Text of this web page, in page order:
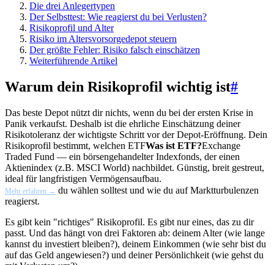
Die drei Anlegertypen
Der Selbsttest: Wie reagierst du bei Verlusten?
Risikoprofil und Alter
Risiko im Altersvorsorgedepot steuern
Der größte Fehler: Risiko falsch einschätzen
Weiterführende Artikel
Warum dein Risikoprofil wichtig ist#
Das beste Depot nützt dir nichts, wenn du bei der ersten Krise in
Panik verkaufst. Deshalb ist die ehrliche Einschätzung deiner
Risikotoleranz der wichtigste Schritt vor der Depot-Eröffnung. Dein
Risikoprofil bestimmt, welchen ETFWas ist ETF?Exchange
Traded Fund — ein börsengehandelter Indexfonds, der einen
Aktienindex (z.B. MSCI World) nachbildet. Günstig, breit gestreut,
ideal für langfristigen Vermögensaufbau.
Mehr erfahren → du wählen solltest und wie du auf Marktturbulenzen
reagierst.
Es gibt kein "richtiges" Risikoprofil. Es gibt nur eines, das zu dir
passt. Und das hängt von drei Faktoren ab: deinem Alter (wie lange
kannst du investiert bleiben?), deinem Einkommen (wie sehr bist du
auf das Geld angewiesen?) und deiner Persönlichkeit (wie gehst du